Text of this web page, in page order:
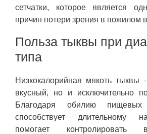
сетчатки, которое является
причин потери зрения в пожилом
Польза тыквы при
типа
Низкокалорийная мякоть
вкусный, но и исключительно
Благодаря обилию
способствует длительному
помогает контролировать